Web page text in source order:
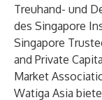
Treuhand- und
des Singapore
Singapore
and Private
Market
Watiga Asia